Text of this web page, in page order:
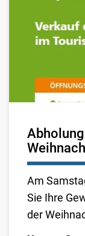
Am
Sie Ihre
der